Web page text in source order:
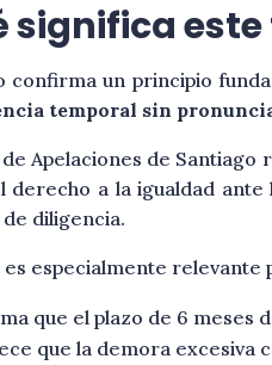
significa
confirma un principio
temporal sin
Apelaciones de
derecho a la igualdad
diligencia.
es especialmente relevante
que el plazo de 6 meses
que la demora excesiva